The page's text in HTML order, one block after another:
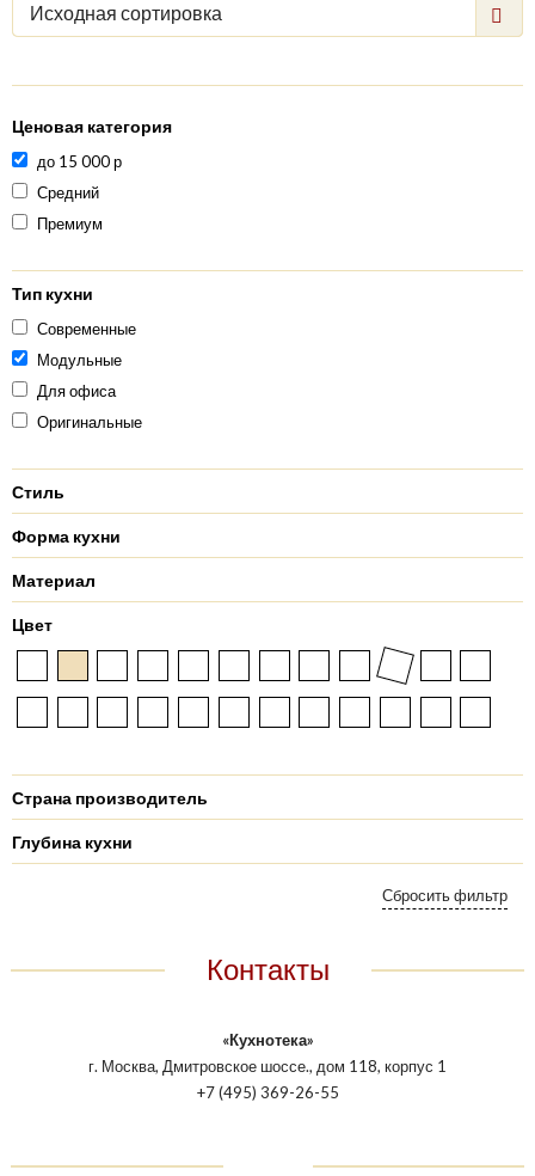
Исходная сортировка
Ценовая категория
до 15 000 р
Средний
Премиум
Тип кухни
Современные
Модульные
Для офиса
Оригинальные
Стиль
Форма кухни
Материал
Цвет
Страна производитель
Глубина кухни
Контакты
«Кухнотека»
г. Москва, Дмитровское шоссе., дом 118, корпус 1
+7 (495) 369-26-55